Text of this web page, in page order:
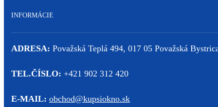
INFORMÁCIE
ADRESA: Považská Teplá 494, 017 05 Považská
TEL.ČÍSLO: +421 902 312 420
E-MAIL: obchod@kupsiokno.sk